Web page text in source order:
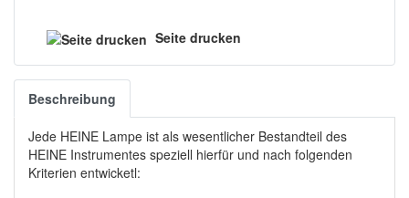
Seite drucken
Beschreibung
Jede HEINE Lampe ist als wesentlicher Bestandteil des
HEINE Instrumentes speziell hierfür und nach folgenden
Kriterien entwicketl: